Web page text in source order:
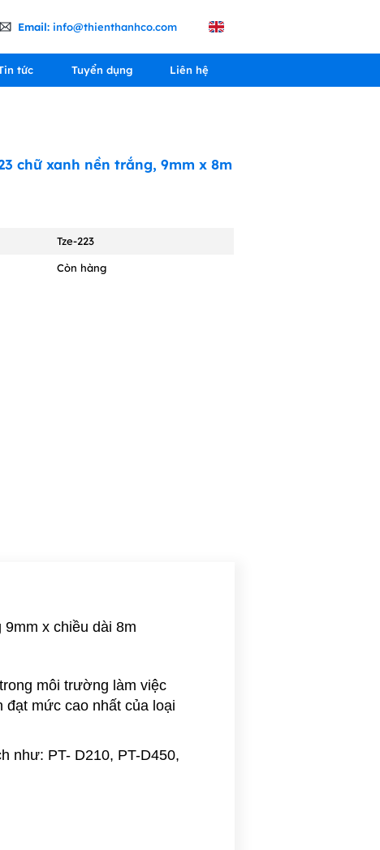
Email: info@thienthanhco.com
tức Tuyển dụng Liên hệ
chữ xanh nền trắng, 9mm x 8m
Tze-223
Còn hàng
x chiều dài 8m
môi trường làm việc
mức cao nhất của loại
như: PT- D210, PT-D450,